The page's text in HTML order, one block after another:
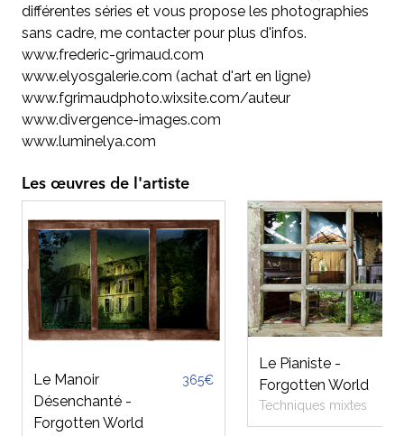
différentes séries et vous propose les photographies
sans cadre, me contacter pour plus d'infos.
www.frederic-grimaud.com
www.elyosgalerie.com (achat d'art en ligne)
www.fgrimaudphoto.wixsite.com/auteur
www.divergence-images.com
www.luminelya.com
Les œuvres de l'artiste
Le Manoir
Désenchanté -
Forgotten World
365€
Le Pianiste -
Forgotten World
Techniques mixtes